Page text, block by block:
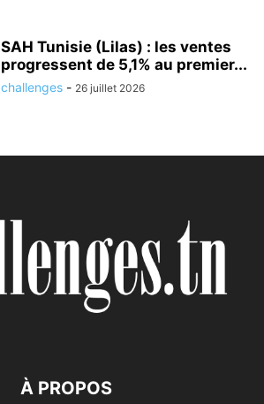
SAH Tunisie (Lilas) : les ventes
progressent de 5,1% au premier...
challenges - 26 juillet 2026
À PROPOS